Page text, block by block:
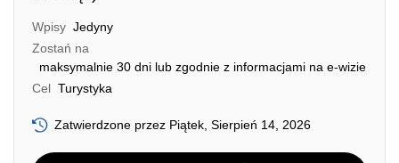
Wpisy Jedyny
Zostań na
maksymalnie 30 dni lub zgodnie z informacjami na e-wizie
Cel Turystyka
Zatwierdzone przez Piątek, Sierpień 14, 2026